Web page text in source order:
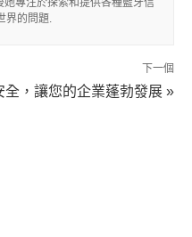
她專注於探索和提供各種藍牙信
界的問題.
下一個
全，讓您的企業蓬勃發展 »